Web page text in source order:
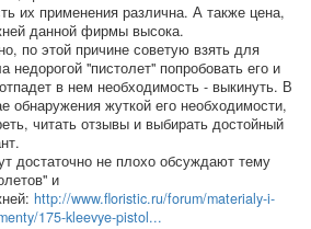
их применения различна. А также цена,
данной фирмы высока.
по этой причине советую взять для
недорогой "пистолет" попробовать его и
в нем необходимость - выкинуть. В
обнаружения жуткой его необходимости,
читать отзывы и выбирать достойный
достаточно не плохо обсуждают тему
и
http://www.floristic.ru/forum/materialy-i-
175-kleevye-pistol...